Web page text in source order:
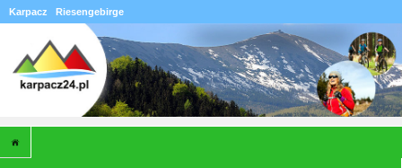
Karpacz Riesengebirge